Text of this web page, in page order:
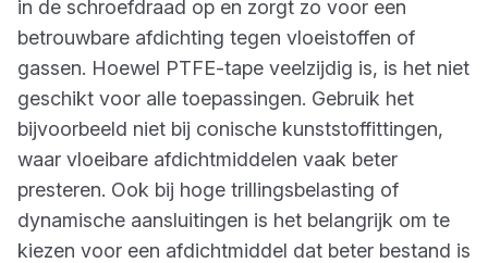
in de schroefdraad op en zorgt zo voor een
betrouwbare afdichting tegen vloeistoffen of
gassen. Hoewel PTFE-tape veelzijdig is, is het niet
geschikt voor alle toepassingen. Gebruik het
bijvoorbeeld niet bij conische kunststoffittingen,
waar vloeibare afdichtmiddelen vaak beter
presteren. Ook bij hoge trillingsbelasting of
dynamische aansluitingen is het belangrijk om te
kiezen voor een afdichtmiddel dat beter bestand is